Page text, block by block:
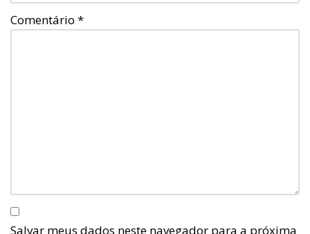
Comentário *
Salvar meus dados neste navegador para a próxima